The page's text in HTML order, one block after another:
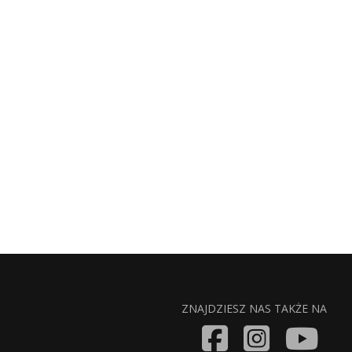
ZNAJDZIESZ NAS TAKŻE NA